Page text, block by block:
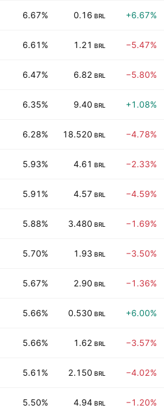
6.67% 0.16 BRL +6.67%
6.61% 1.21 BRL −5.47%
6.47% 6.82 BRL −5.80%
6.35% 9.40 BRL +1.08%
6.28% 18.520 BRL −4.78%
5.93% 4.61 BRL −2.33%
5.91% 4.57 BRL −4.59%
5.88% 3.480 BRL −1.69%
5.70% 1.93 BRL −3.50%
5.67% 2.90 BRL −1.36%
5.66% 0.530 BRL +6.00%
5.66% 1.62 BRL −3.57%
5.61% 2.150 BRL −4.02%
5.50% 4.94 BRL −1.20%